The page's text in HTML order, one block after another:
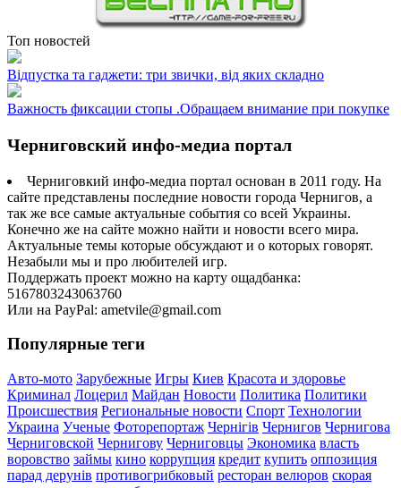
Топ новостей
Відпустка та гаджети: три звички, від яких складно
Важность фиксации стопы .Обращаем внимание при покупке
Черниговский инфо-медиа портал
Черниговкий инфо-медиа портал основан в 2011 году. На
сайте представлены последние новости города Чернигов, а
так же все самые актуальные события со всей Украины.
Конечно же на сайте можно найти и новости всего мира.
Актуальные темы которые обсуждают и о которых говорят.
Незабыли мы и про любителей игр.
Поддержать проект можно на карту ощадбанка:
5167803243063760
Или на PayPal: ametvile@gmail.com
Популярные теги
Авто-мото Зарубежные Игры Киев Красота и здоровье
Криминал Лоцерил Майдан Новости Политика Политики
Происшествия Региональные новости Спорт Технологии
Украина Ученые Фоторепортаж Чернігів Чернигов Чернигова
Черниговской Чернигову Черниговцы Экономика власть
воровство займы кино коррупция кредит купить оппозиция
парад дерунів противогрибковый ресторан велюров скорая